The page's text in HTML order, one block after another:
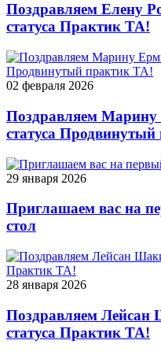
Поздравляем Елену
статуса Практик ТА!
02 февраля 2026
Поздравляем Марину
статуса
29 января 2026
Приглашаем вас на
стол
28 января 2026
Поздравляем Лейсан
статуса Практик ТА!